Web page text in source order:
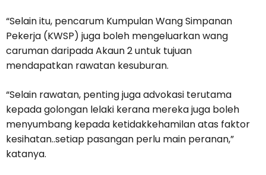
“Selain itu, pencarum Kumpulan Wang Simpanan
Pekerja (KWSP) juga boleh mengeluarkan wang
caruman daripada Akaun 2 untuk tujuan
mendapatkan rawatan kesuburan.
“Selain rawatan, penting juga advokasi terutama
kepada golongan lelaki kerana mereka juga boleh
menyumbang kepada ketidakkehamilan atas faktor
kesihatan..setiap pasangan perlu main peranan,”
katanya.